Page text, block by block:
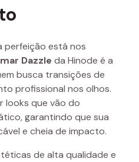
perfeição está nos
Dazzle da Hinode é a
busca transições de
profissional nos olhos.
looks que vão do
garantindo que sua
e cheia de impacto.
de alta qualidade e